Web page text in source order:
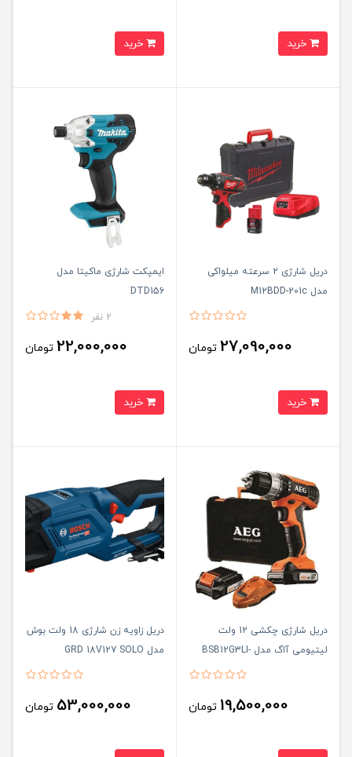
دریل شارژی 2 سرعته میلواکی
مدل M12BDD-201c
27,090,000 تومان
ایمپکت شارژی ماکیتا مدل
DTD156
2 نفر
22,000,000 تومان
دریل شارژی چکشی 12 ولت
لیتیومی آاگ مدل BSB12G3LI-
19,500,000 تومان
دریل زاویه زن شارژی 18 ولت بوش
مدل GRD 18V127 SOLO
53,000,000 تومان